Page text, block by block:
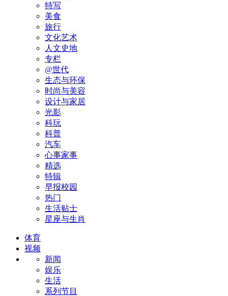
特写
美食
旅行
文化艺术
人文史地
专栏
@世代
生态与环保
时尚与美容
设计与家居
光影
科玩
科普
汽车
心事家事
精选
特辑
早报校园
热门
生活贴士
星座与生肖
体育
视频
新闻
娱乐
生活
系列节目